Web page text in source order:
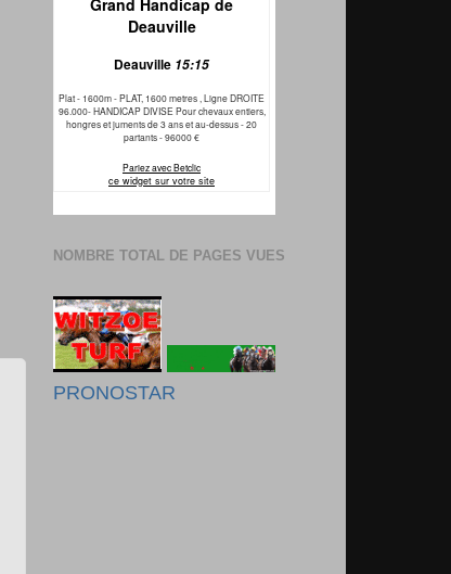
NOMBRE TOTAL DE PAGES VUES
PRONOSTAR